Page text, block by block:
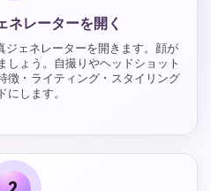
レーターを開く
ジェネレーターを開きます。顔が
しょう。自撮りやヘッドショット
徴・ライティング・スタイリング
にします。